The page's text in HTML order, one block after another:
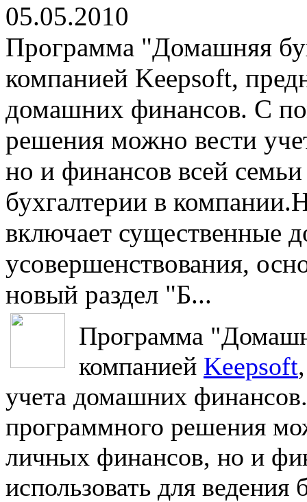
05.05.2010
Программа "Домашняя
компанией Keepsoft,
домашних финансов. С
решения можно вести
но и финансов всей
бухгалтерии в
включает существенные
усовершенствования,
новый раздел "Б...
Программа
компанией Keepsoft
учета домашних
программного решения
личных финансов, но и
использовать для